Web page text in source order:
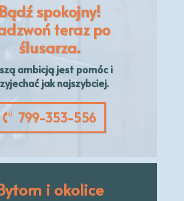
Bądź spokojny!
teraz po
ślusarza.
ambicją jest pomóc i
jak najszybciej.
799-353-556
i okolice